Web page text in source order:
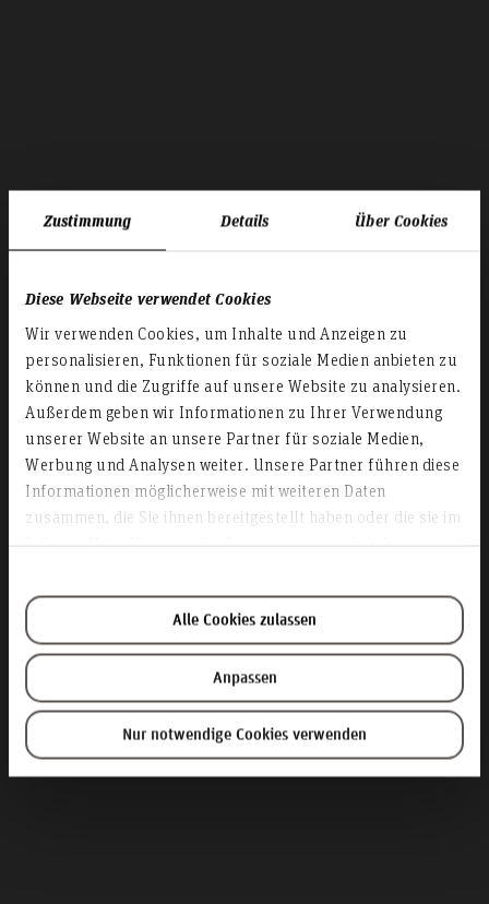
Zustimmung Details Über Cookies
Diese Webseite verwendet Cookies
Wir verwenden Cookies, um Inhalte und Anzeigen zu
personalisieren, Funktionen für soziale Medien anbieten zu
können und die Zugriffe auf unsere Website zu analysieren.
Außerdem geben wir Informationen zu Ihrer Verwendung
unserer Website an unsere Partner für soziale Medien,
Werbung und Analysen weiter. Unsere Partner führen diese
Informationen möglicherweise mit weiteren Daten
zusammen, die Sie ihnen bereitgestellt haben oder die sie im
Alle Cookies zulassen
Anpassen
Nur notwendige Cookies verwenden
Dean's Office
Faculty IV - Business and
Computer Science